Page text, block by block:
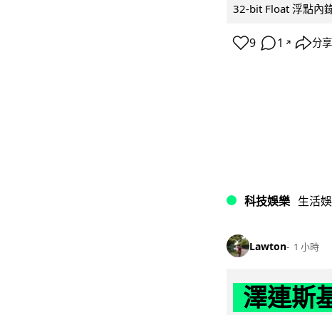
32-bit Float 浮點內
9 1 ↗ 分享
科技娛樂 生活
Lawton 1 小時
澤連斯